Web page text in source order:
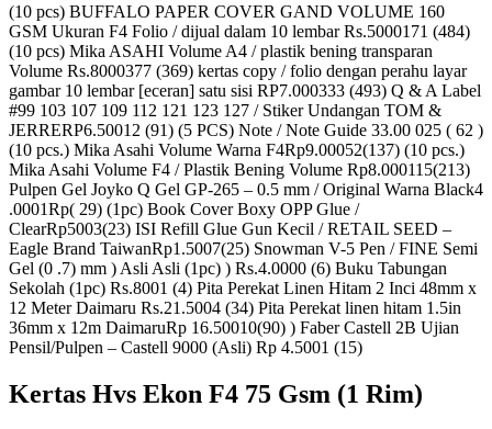
(10 pcs) BUFFALO PAPER COVER GAND VOLUME 160
GSM Ukuran F4 Folio / dijual dalam 10 lembar Rs.5000171 (484)
(10 pcs) Mika ASAHI Volume A4 / plastik bening transparan
Volume Rs.8000377 (369) kertas copy / folio dengan perahu layar
gambar 10 lembar [eceran] satu sisi RP7.000333 (493) Q & A Label
#99 103 107 109 112 121 123 127 / Stiker Undangan TOM &
JERRERP6.50012 (91) (5 PCS) Note / Note Guide 33.00 025 ( 62 )
(10 pcs.) Mika Asahi Volume Warna F4Rp9.00052(137) (10 pcs.)
Mika Asahi Volume F4 / Plastik Bening Volume Rp8.000115(213)
Pulpen Gel Joyko Q Gel GP-265 – 0.5 mm / Original Warna Black4
.0001Rp( 29) (1pc) Book Cover Boxy OPP Glue /
ClearRp5003(23) ISI Refill Glue Gun Kecil / RETAIL SEED –
Eagle Brand TaiwanRp1.5007(25) Snowman V-5 Pen / FINE Semi
Gel (0 .7) mm ) Asli Asli (1pc) ) Rs.4.0000 (6) Buku Tabungan
Sekolah (1pc) Rs.8001 (4) Pita Perekat Linen Hitam 2 Inci 48mm x
12 Meter Daimaru Rs.21.5004 (34) Pita Perekat linen hitam 1.5in
36mm x 12m DaimaruRp 16.50010(90) ) Faber Castell 2B Ujian
Pensil/Pulpen – Castell 9000 (Asli) Rp 4.5001 (15)
Kertas Hvs Ekon F4 75 Gsm (1 Rim)